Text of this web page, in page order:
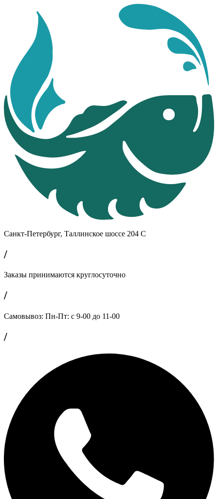
содержимому
Санкт-Петербург, Таллинское шоссе 204 С
/
Заказы принимаются круглосуточно
/
Самовывоз: Пн-Пт: с 9-00 до 11-00
/